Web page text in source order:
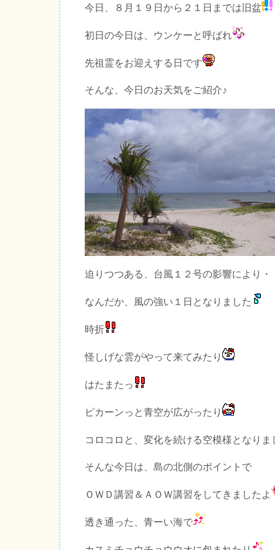
今日、８月１９日から２１日までは旧盆
初日の今日は、ウンケーと呼ばれ
先祖霊をお迎えする日です
そんな、今日のお天気をご紹介♪
迫りつつある、台風１２号の影響により・
なんだか、風の強い１日となりました
時折
怪しげな雲がやって来てみたり
はたまたっ
ピカーンっと青空が広がったり
コロコロと、変化を続ける空模様となりま
そんな今日は、島の北側のポイントで
ＯＷＤ講習＆ＡＯＷ講習をしてきましたよ
透き通った、青ーい海で